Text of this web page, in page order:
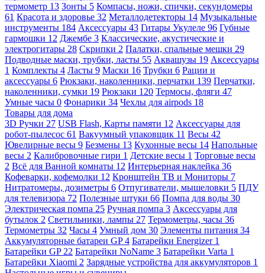
термометр 13 Зонты 5 Компасы, ножи, спички, секундомеры
61 Красота и здоровье 32 Металлодетекторы 14 Музыкальные
инструменты 184 Аксессуары 43 Гитары Укулеле 96 Губные
гармошки 12 Джембе 3 Классические, акустические и
электрогитары 28 Скрипки 2 Палатки, спальные мешки 29
Подводные маски, трубки, ласты 55 Аквашузы 19 Аксессуары
1 Комплекты 4 Ласты 9 Маски 16 Трубки 6 Рации и
аксессуары 6 Рюкзаки, наколенники, перчатки 139 Перчатки,
наколенники, сумки 19 Рюкзаки 120 Термосы, фляги 47
Умные часы 0 Фонарики 34 Чехлы для airpods 18
Товары для дома
3D Ручки 27 USB Flash, Карты памяти 12 Аксессуары для
робот-пылесос 61 Вакуумный упаковщик 11 Весы 42
Ювелирные весы 9 Безмены 13 Кухонные весы 14 Напольные
весы 2 Калибровочные гири 1 Детские весы 1 Торговые весы
2 Всё для Ванной комнаты 12 Интерьерная наклейка 36
Кофеварки, кофемолки 12 Кронштейн ТВ и Мониторы 7
Нитратомеры, дозиметры 6 Отпугиватели, мышеловки 5 ПДУ
для телевизора 72 Полезные штуки 66 Помпа для воды 30
Электрическая помпа 25 Ручная помпа 3 Аксессуары для
бутылок 2 Светильники, лампы 27 Термометры, часы 36
Термометры 32 Часы 4 Умный дом 30 Элементы питания 34
Аккумуляторные батареи GP4 Батарейки Energizer 1
Батарейки GP 22 Батарейки NoName 3 Батарейки Varta 1
Батарейки Xiaomi 2 Зарядные устройства для аккумуляторов 1